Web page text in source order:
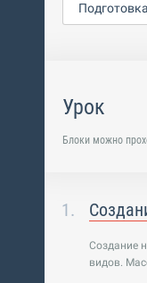
Урок
Блоки можно
Создание
видов.